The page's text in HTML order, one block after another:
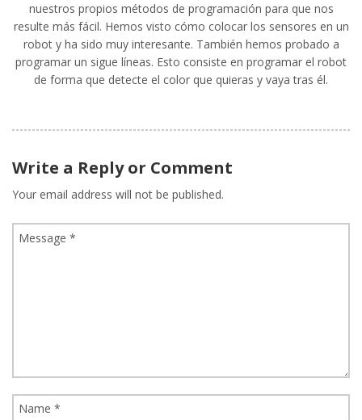
nuestros propios métodos de programación para que nos
resulte más fácil. Hemos visto cómo colocar los sensores en un
robot y ha sido muy interesante. También hemos probado a
programar un sigue líneas. Esto consiste en programar el robot
de forma que detecte el color que quieras y vaya tras él.
Write a Reply or Comment
Your email address will not be published.